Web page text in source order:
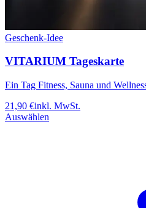
Geschenk-Idee
VITARIUM Tageskarte
Ein Tag Fitness, Sauna und
21,90 €inkl. MwSt.
Auswählen